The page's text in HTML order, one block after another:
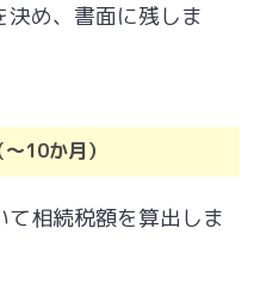
め、書面に残しま
10か月）
相続税額を算出しま